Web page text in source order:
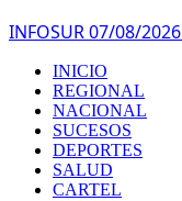
INFOSUR07/08/2026
INICIO
REGIONAL
NACIONAL
SUCESOS
DEPORTES
SALUD
CARTEL